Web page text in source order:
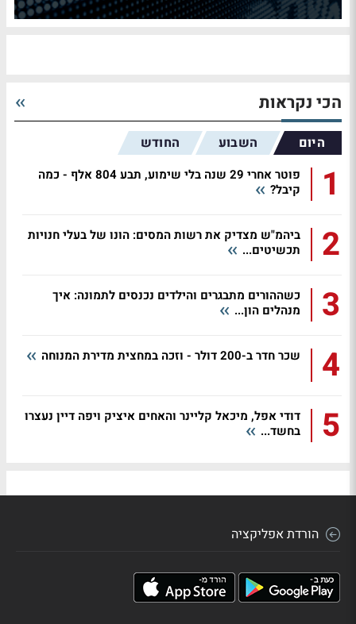
הכי נקראות
היום השבוע החודש
1
פוטר אחרי 29 שנה בלי שימוע, תבע 804 אלף - כמה
קיבל?
2
ביהמ"ש מצדיק את רשות המסים: הונו של בעלי חנויות
תכשיטים...
3
כשההורים מתבגרים והילדים נכנסים לתמונה: איך
מנהלים הון...
4 שכר חדר ב-200 דולר - וזכה במחצית מדירת המנוחה
5
דודי אפל, מיכאל קליינר והאחים איציק ויפה דיין נעצרו
בחשד...
הורדת אפליקציה